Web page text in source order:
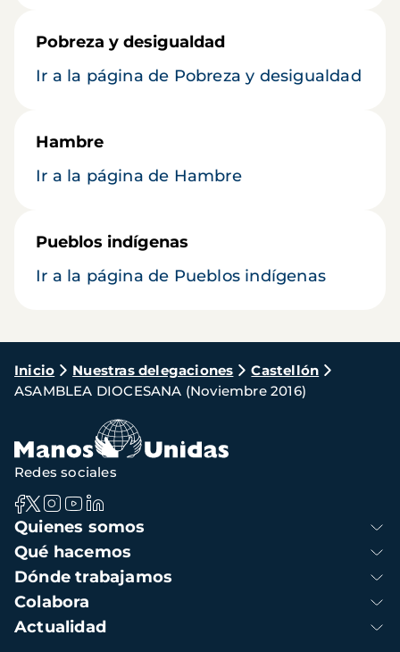
Pobreza y desigualdad
Ir a la página de Pobreza y desigualdad
Hambre
Ir a la página de Hambre
Pueblos indígenas
Ir a la página de Pueblos indígenas
Ruta
de
navegación
Inicio Nuestras delegaciones
Castellón
ASAMBLEA DIOCESANA (Noviembre 2016)
Navegación
principal
Quienes somos
Qué hacemos
Dónde trabajamos
Colabora
Actualidad
Redes sociales